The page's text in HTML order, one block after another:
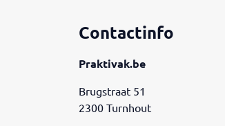
Contactinfo
Praktivak.be
Brugstraat 51
2300 Turnhout